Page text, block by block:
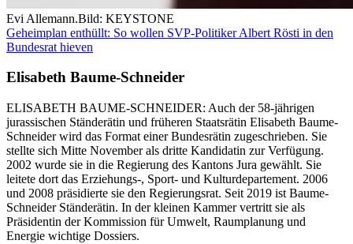
Evi Allemann.Bild: KEYSTONE
Geheimplan enthüllt: So wollen SVP-Politiker Albert Rösti in den
Bundesrat hieven
Elisabeth Baume-Schneider
ELISABETH BAUME-SCHNEIDER: Auch der 58-jährigen
jurassischen Ständerätin und früheren Staatsrätin Elisabeth Baume-
Schneider wird das Format einer Bundesrätin zugeschrieben. Sie
stellte sich Mitte November als dritte Kandidatin zur Verfügung.
2002 wurde sie in die Regierung des Kantons Jura gewählt. Sie
leitete dort das Erziehungs-, Sport- und Kulturdepartement. 2006
und 2008 präsidierte sie den Regierungsrat. Seit 2019 ist Baume-
Schneider Ständerätin. In der kleinen Kammer vertritt sie als
Präsidentin der Kommission für Umwelt, Raumplanung und
Energie wichtige Dossiers.